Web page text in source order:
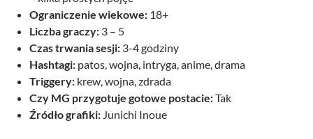
Ograniczenie wiekowe: 18+
Liczba graczy: 3 – 5
Czas trwania sesji: 3-4 godziny
Hashtagi: patos, wojna, intryga, anime, drama
Triggery: krew, wojna, zdrada
Czy MG przygotuje gotowe postacie:Tak
Źródło grafiki: Junichi Inoue